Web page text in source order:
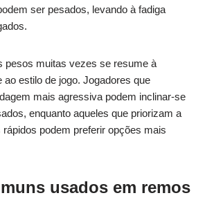
ser pesados, levando à fadiga
pesos muitas vezes se resume à
ao estilo de jogo. Jogadores que
mais agressiva podem inclinar-se
enquanto aqueles que priorizam a
podem preferir opções mais
usados em remos